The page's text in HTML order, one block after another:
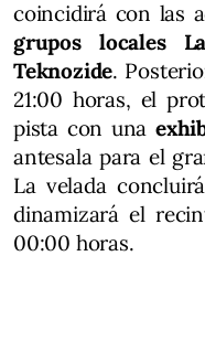
coincidirá con las
grupos locales
Teknozide.
21:00 horas, el
pista con una
antesala para el
La velada
dinamizará el
00:00 horas.